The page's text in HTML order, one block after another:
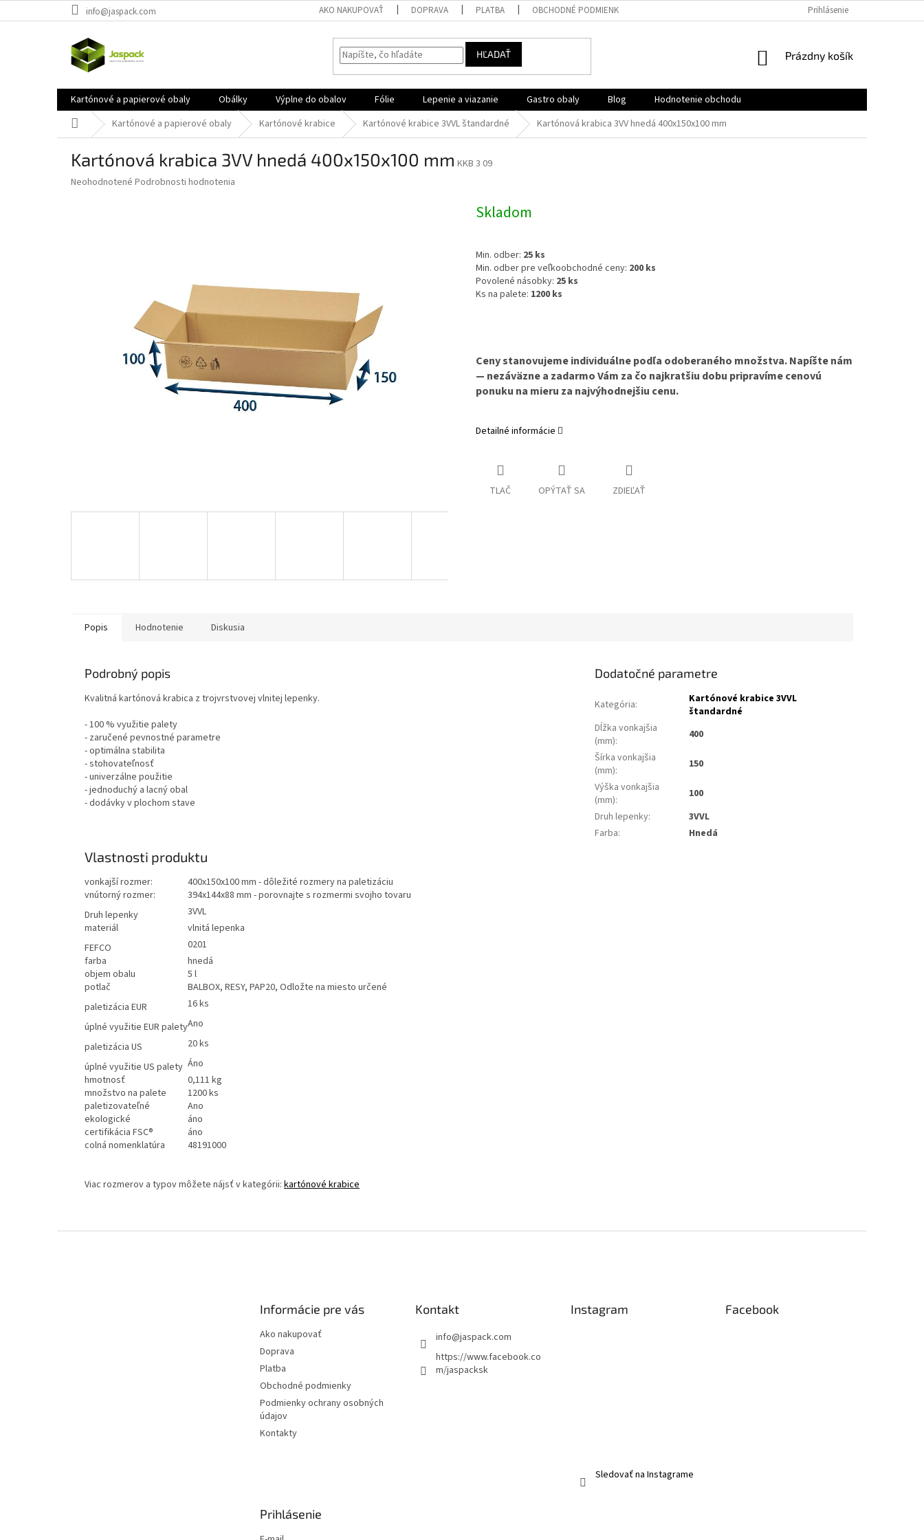
na
info@jaspack.com AKO NAKUPOVAŤ DOPRAVA PLATBA OBCHODNÉ PODMIENKY PODMIENKY OCHRANY OSOBNÝCH ÚDAJOV KONTAKTY
Prihlásenie
HĽADAŤ
NÁKUPNÝ
Prázdny košík
Kartónové a papierové obaly Obálky Výplne do obalov Fólie Lepenie a viazanie Gastro obaly Blog
Hodnotenie obchodu
DomovKartónové a papierové obaly Kartónové krabice Kartónové krabice 3VVL štandardné Kartónová krabica 3VV hnedá 400x150x100 mm
Kartónová krabica 3VV hnedá 400x150x100 mm KKB 3 09
Priemerné
Neohodnotené Podrobnosti hodnotenia
Skladom
Min. odber: 25 ks
Min. odber pre veľkoobchodné ceny: 200 ks
Povolené násobky: 25 ks
Ks na palete: 1200 ks
Ceny stanovujeme individuálne podľa odoberaného množstva. Napíšte nám
— nezáväzne a zadarmo Vám za čo najkratšiu dobu pripravíme cenovú
ponuku na mieru za najvýhodnejšiu cenu.
Detailné informácie
TLAČ OPÝTAŤ SA ZDIEĽAŤ
Popis Hodnotenie Diskusia
Podrobný popis
Kvalitná kartónová krabica z trojvrstvovej vlnitej lepenky.
- 100 % využitie palety
- zaručené pevnostné parametre
- optimálna stabilita
- stohovateľnosť
- univerzálne použitie
- jednoduchý a lacný obal
- dodávky v plochom stave
Vlastnosti produktu
vonkajší rozmer:
400x150x100 mm - dôležité rozmery na paletizáciu
vnútorný rozmer:
394x144x88 mm - porovnajte s rozmermi svojho tovaru
Druh lepenky
3VVL
materiál
vlnitá lepenka
FEFCO
0201
farba
hnedá
objem obalu
5 l
potlač
BALBOX, RESY, PAP20, Odložte na miesto určené
paletizácia EUR
16 ks
úplné využitie EUR paletyAno
paletizácia US
20 ks
úplné využitie US palety Áno
hmotnosť
0,111 kg
množstvo na palete
1200 ks
paletizovateľné
Ano
ekologické
áno
certifikácia FSC®
áno
colná nomenklatúra
48191000
Viac rozmerov a typov môžete nájsť v kategórii: kartónové krabice
Dodatočné parametre
Kategória:
Kartónové krabice 3VVL
štandardné
Dĺžka vonkajšia
(mm):
400
Šírka vonkajšia
(mm):
150
Výška vonkajšia
(mm):
100
Druh lepenky:
3VVL
Farba: Hnedá
Informácie pre vás
Ako nakupovať
Doprava
Platba
Obchodné podmienky
Podmienky ochrany osobných
údajov
Kontakty
Kontakt
info@jaspack.com
https://www.facebook.co
m/jaspacksk
Instagram
Sledovať na Instagrame
Facebook
Prihlásenie